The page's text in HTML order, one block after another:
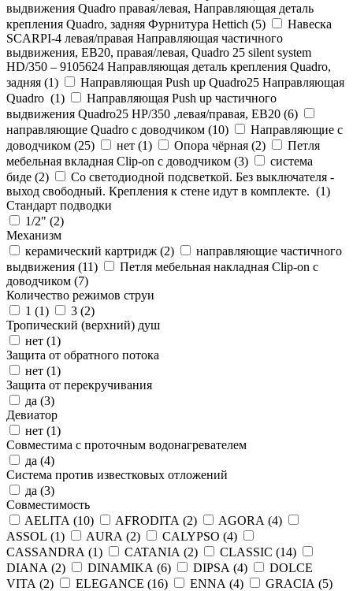
выдвижения Quadro правая/левая, Направляющая деталь
крепления Quadro, задняя Фурнитура Hettich (5)
Навеска
SCARPI-4 левая/правая Направляющая частичного
выдвижения, ЕВ20, правая/левая, Quadro 25 silent system
HD/350 – 9105624 Направляющая деталь крепления Quadro,
задняя (1)
Направляющая Push up Quadro25 Направляющая
Quadro (1)
Направляющая Push up частичного
выдвижения Quadro25 НР/350 ,левая/правая, ЕВ20 (6)
направляющие Quadro с доводчиком (10)
Направляющие с
доводчиком (25) нет (1) Опора чёрная (2)
Петля
мебельная вкладная Clip-on с доводчиком (3)
система
биде (2)
Со светодиодной подсветкой. Без выключателя -
выход свободный. Крепления к стене идут в комплекте. (1)
Стандарт подводки
1/2" (2)
Механизм
керамический картридж (2)
направляющие частичного
выдвижения (11)
Петля мебельная накладная Clip-on с
доводчиком (7)
Количество режимов струи
1 (1) 3 (2)
Тропический (верхний) душ
нет (1)
Защита от обратного потока
нет (1)
Защита от перекручивания
да (3)
Девиатор
нет (1)
Совместима с проточным водонагревателем
да (4)
Система против известковых отложений
да (3)
Совместимость
AELITA (10) AFRODITA (2) AGORA (4)
ASSOL (1) AURA (2) CALYPSO (4)
CASSANDRA (1) CATANIA (2) CLASSIC (14)
DIANA (2) DINAMIKA (6) DIPSA (4)
DOLCE
VITA (2) ELEGANCE (16) ENNA (4) GRACIA (5)